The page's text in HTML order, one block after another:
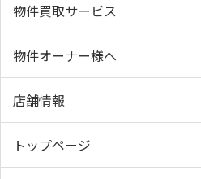
物件買取サービス
物件オーナー様へ
店舗情報
トップページ